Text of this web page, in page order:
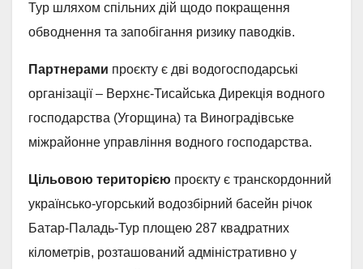
Тур шляхом спільних дій щодо покращення
обводнення та запобігання ризику паводків.
Партнерами проєкту є дві водогосподарські
організації – Верхнє-Тисайська Дирекція водного
господарства (Угорщина) та Виноградівське
міжрайонне управління водного господарства.
Цільовою територією проєкту є транскордонний
українсько-угорський водозбірний басейн річок
Батар-Паладь-Тур площею 287 квадратних
кілометрів, розташований адміністративно у